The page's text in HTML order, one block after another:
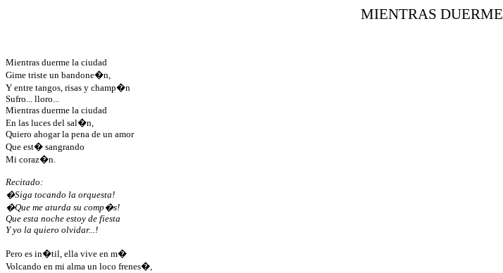
MIENTRAS DUERME
Mientras duerme la ciudad
Gime triste un bandone�n,
Y entre tangos, risas y champ�n
Sufro... lloro...
Mientras duerme la ciudad
En las luces del sal�n,
Quiero ahogar la pena de un amor
Que est� sangrando
Mi coraz�n.
Recitado:
�Siga tocando la orquesta!
�Que me aturda su comp�s!
Que esta noche estoy de fiesta
Y yo la quiero olvidar...!
Pero es in�til, ella vive en m�
Volcando en mi alma un loco frenes�,